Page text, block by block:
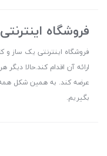
فروشگاه
فروشگاه اینترنتی یک ساز و
ارائه آن اقدام کند.حالا
عرضه کند. به همین شکل همه
بگیریم.